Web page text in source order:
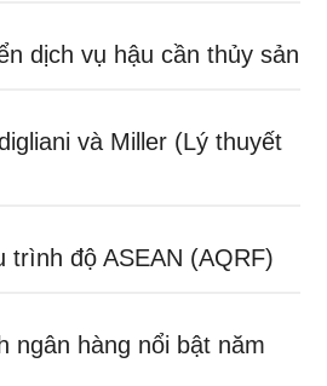
dịch vụ hậu cần thủy sản
và Miller (Lý thuyết
trình độ ASEAN (AQRF)
ngân hàng nổi bật năm